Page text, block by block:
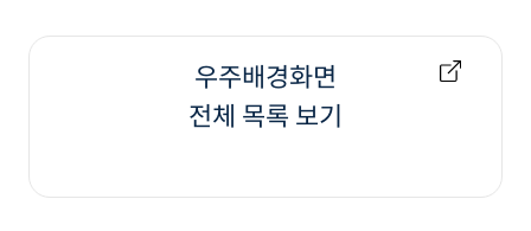
우주배경화면
전체 목록 보기